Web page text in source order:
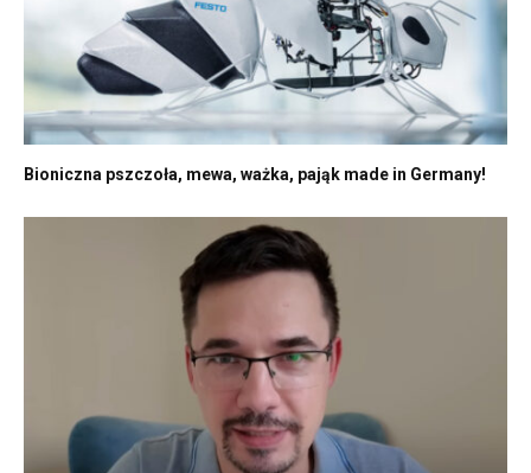
Bioniczna pszczoła, mewa, ważka, pająk made in Germany!